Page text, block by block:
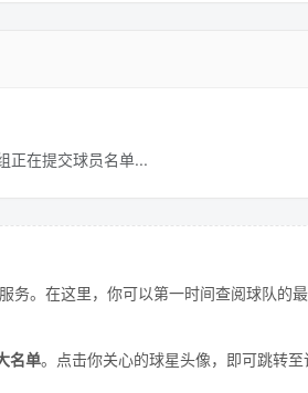
正在提交球员名单...
务。在这里，你可以第一时间查阅球队的
名单。点击你关心的球星头像，即可跳转